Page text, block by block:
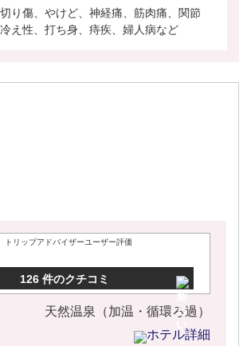
り傷、やけど、神経痛、筋肉痛、関節
え性、打ち身、痔疾、婦人病など
トリップアドバイザーユーザー評価
126 件のクチコミ
天然温泉（加温・循環ろ過）
ホテル詳細